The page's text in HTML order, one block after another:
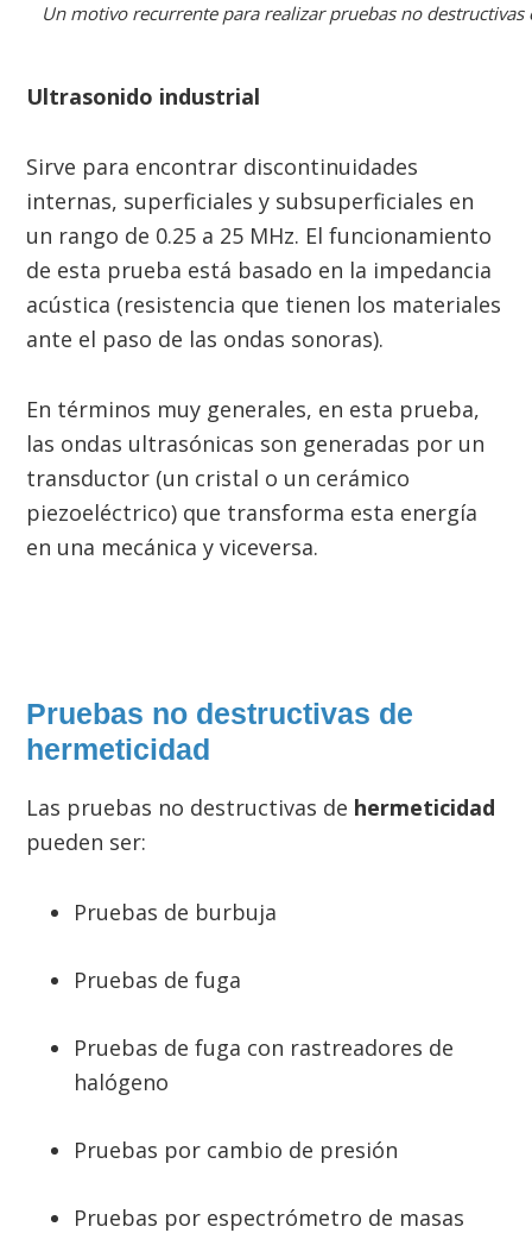
Un motivo recurrente para realizar pruebas no
Ultrasonido industrial
Sirve para encontrar discontinuidades
internas, superficiales y subsuperficiales en
un rango de 0.25 a 25 MHz. El funcionamiento
de esta prueba está basado en la impedancia
acústica (resistencia que tienen los materiales
ante el paso de las ondas sonoras).
En términos muy generales, en esta prueba,
las ondas ultrasónicas son generadas por un
transductor (un cristal o un cerámico
piezoeléctrico) que transforma esta energía
en una mecánica y viceversa.
Pruebas no destructivas de
hermeticidad
Las pruebas no destructivas de hermeticidad
pueden ser:
Pruebas de burbuja
Pruebas de fuga
Pruebas de fuga con rastreadores de
halógeno
Pruebas por cambio de presión
Pruebas por espectrómetro de masas